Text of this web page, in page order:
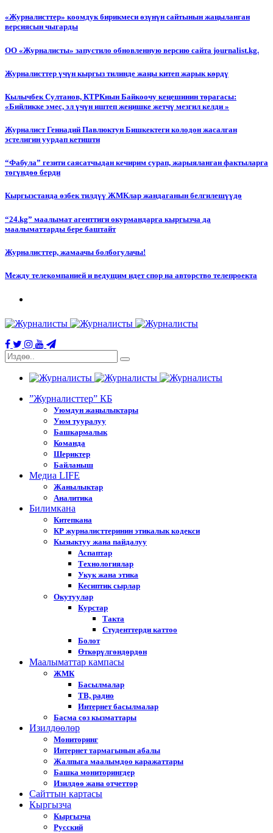
«Журналисттер» коомдук бирикмеси өзүнүн сайтынын жаңыланган
версиясын чыгарды
ОО «Журналисты» запустило обновленную версию сайта journalist.kg.
Журналисттер үчүн кыргыз тилинде жаңы китеп жарык көрдү
Кылычбек Султанов, КТРКнын Байкоочу кеңешинин төрагасы:
«Бийликке эмес, эл үчүн иштеп жеңишке жетчү мезгил келди »
Журналист Геннадий Павлюктун Бишкектеги колодон жасалган
эстелигин уурдап кетишти
“Фабула” гезити саясатчыдан кечирим сурап, жарыяланган фактыларга
төгүндөө берди
Кыргызстанда өзбек тилдүү ЖМКлар жандаганын белгилешүүдө
“24.kg” маалымат агенттиги окурмандарга кыргызча да
маалыматтарды бере баштайт
Журналисттер, жамаачы болбогулачы!
Между телекомпанией и ведущим идет спор на авторство телепроекта
”Журналисттер” КБ
Уюмдун жаңылыктары
Уюм тууралуу
Башкармалык
Команда
Шериктер
Байланыш
Медиа LIFE
Жанылыктар
Аналитика
Билимкана
Китепкана
КР журналисттеринин этикалык кодекси
Кызыктуу жана пайдалуу
Аспаптар
Технологиялар
Укук жана этика
Кесиптик сырлар
Окутуулар
Курстар
Такта
Студенттерди каттоо
Болот
Өткөрүлгөндөрдөн
Маалыматтар кампасы
ЖМК
Басылмалар
ТВ, радио
Интернет басылмалар
Басма сөз кызматтары
Изилдөөлөр
Мониторинг
Интернет тармагынын абалы
Жалпыга маалымдоо каражаттары
Башка мониторингдер
Изилдөө жана отчеттор
Cайттын картасы
Кыргызча
Кыргызча
Русский